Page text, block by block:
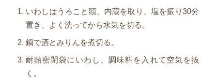
いわしはうろこと頭、内蔵を取り、塩を振り30分
置き、よく洗ってから水気を切る。
鍋で酒とみりんを煮切る。
耐熱密閉袋にいわし、調味料を入れて空気を抜
く。